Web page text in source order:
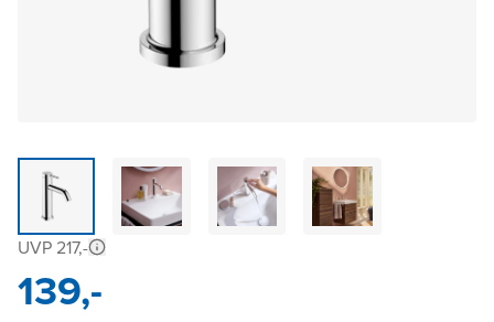
UVP 217,-
139,-